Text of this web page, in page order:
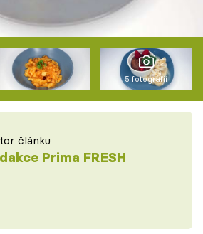
5 fotografií
článku
Prima FRESH